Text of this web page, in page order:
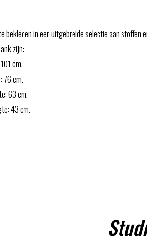
bekleden in een uitgebreide selectie aan stoffen
zijn:
cm.
76 cm.
63 cm.
43 cm.